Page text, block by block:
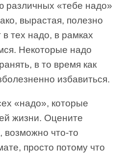
различных «тебе надо»
вырастая, полезно
в тех надо, в рамках
Некоторые надо
в то время как
избавиться.
«надо», которые
жизни. Оцените
возможно что-то
просто потому что